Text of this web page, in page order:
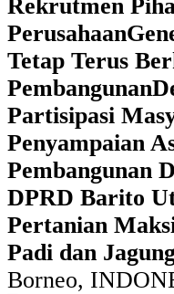
Rekrutmen
Perusahaan
Tetap Terus
Pembangunan
Partisipasi
Penyampaian
Pembangunan
DPRD Barito
Pertanian
Padi dan
Borneo,